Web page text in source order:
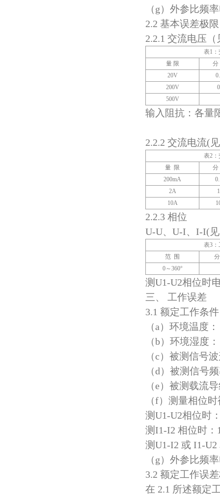
（g）外参比频
2.2 基本误差极限
2.2.1 交流电压（
表1
量 限
分
20V
200V
500V
输入阻抗：各量
2.2.2 交流电流(
表2
量 限
分
200mA
2A
10A
2.2.3 相位
U-U、U-I、I-I(
表3
范 围
0～360°
测U1-U2相位时
三、 工作误差
3.1 额定工作条件
（a）环境温度
（b）环境湿度
（c）被测信号
（d）被测信号
（e）被测载流
（f）测量相位
测U1-U2相位时
测I1-I2 相位时：
测U1-I2 或 I1-U2
（g）外参比频
3.2 额定工作误
在 2.1 所述额定